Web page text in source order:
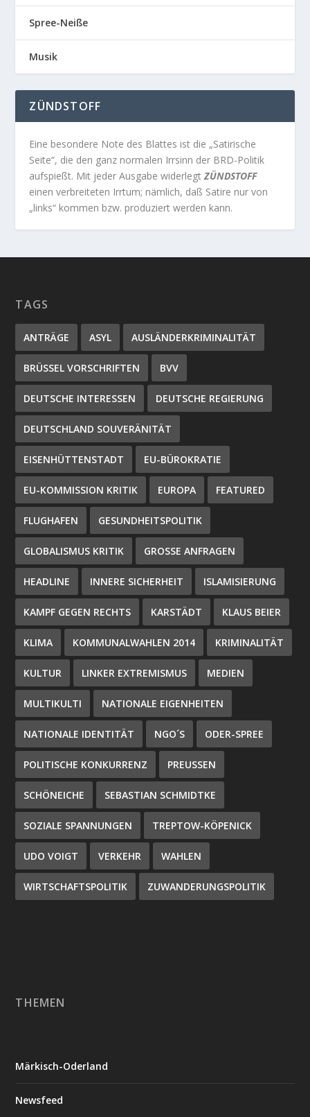
Spree-Neiße
Musik
ZÜNDSTOFF
Eine besondere Note des Blattes ist die „Satirische
Seite“, die den ganz normalen Irrsinn der BRD-Politik
aufspießt. Mit jeder Ausgabe widerlegtZÜNDSTOFF
einen verbreiteten Irrtum; nämlich, daß Satire nur von
„links“ kommen bzw. produziert werden kann.
TAGS
ANTRÄGE ASYL AUSLÄNDERKRIMINALITÄT
BRÜSSEL VORSCHRIFTEN BVV
DEUTSCHE INTERESSEN DEUTSCHE REGIERUNG
DEUTSCHLAND SOUVERÄNITÄT
EISENHÜTTENSTADT EU-BÜROKRATIE
EU-KOMMISSION KRITIK EUROPA FEATURED
FLUGHAFEN GESUNDHEITSPOLITIK
GLOBALISMUS KRITIK GROSSE ANFRAGEN
HEADLINE INNERE SICHERHEIT ISLAMISIERUNG
KAMPF GEGEN RECHTS KARSTÄDT KLAUS BEIER
KLIMA KOMMUNALWAHLEN 2014 KRIMINALITÄT
KULTUR LINKER EXTREMISMUS MEDIEN
MULTIKULTI NATIONALE EIGENHEITEN
NATIONALE IDENTITÄT NGO´S ODER-SPREE
POLITISCHE KONKURRENZ PREUSSEN
SCHÖNEICHE SEBASTIAN SCHMIDTKE
SOZIALE SPANNUNGEN TREPTOW-KÖPENICK
UDO VOIGT VERKEHR WAHLEN
WIRTSCHAFTSPOLITIK ZUWANDERUNGSPOLITIK
THEMEN
Märkisch-Oderland
Newsfeed